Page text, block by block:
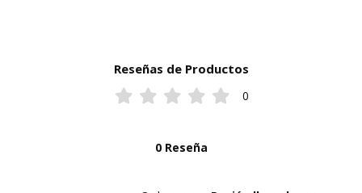
Reseñas de Productos
0
0 Reseña